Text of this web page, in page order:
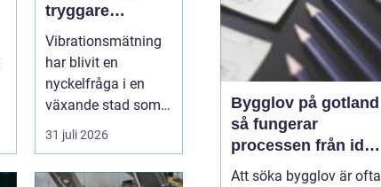
tryggare
markarbeten i
tät stadsmiljö
Vibrationsmätning
har blivit en
nyckelfråga i en
växande stad som
Göteborg. När nya
bostäder, broar,...
31 juli 2026
Bygglov på gotland
så fungerar
processen från idé
till godkänt beslut
Att söka bygglov är ofta